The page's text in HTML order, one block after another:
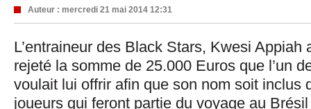
Auteur : mercredi 21 mai 2014 12:31
L’entraineur des Black Stars, Kwesi
rejeté la somme de 25.000 Euros que l’un
voulait lui offrir afin que son nom soit inclus
joueurs qui feront partie du voyage au